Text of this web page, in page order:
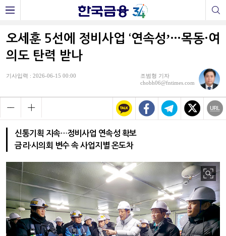
오세훈 5선에 정비사업 ‘연속성ʼ…목동·여
의도 탄력 받나
기사입력 : 2026-06-15 00:00
조범형 기자
chobh06@fntimes.com
신통기획 지속…정비사업 연속성 확보
금리·시의회 변수 속 사업지별 온도차